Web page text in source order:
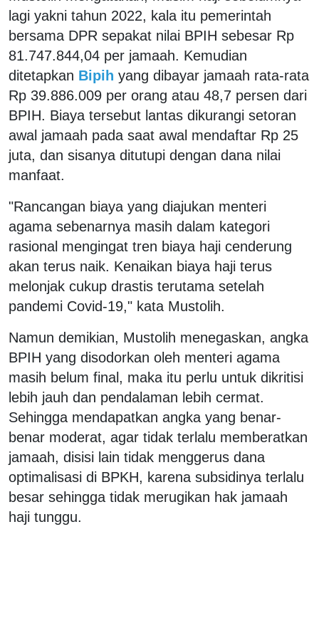
lagi yakni tahun 2022, kala itu pemerintah
bersama DPR sepakat nilai BPIH sebesar Rp
81.747.844,04 per jamaah. Kemudian
ditetapkan Bipih yang dibayar jamaah rata-rata
Rp 39.886.009 per orang atau 48,7 persen dari
BPIH. Biaya tersebut lantas dikurangi setoran
awal jamaah pada saat awal mendaftar Rp 25
juta, dan sisanya ditutupi dengan dana nilai
manfaat.
"Rancangan biaya yang diajukan menteri
agama sebenarnya masih dalam kategori
rasional mengingat tren biaya haji cenderung
akan terus naik. Kenaikan biaya haji terus
melonjak cukup drastis terutama setelah
pandemi Covid-19," kata Mustolih.
Namun demikian, Mustolih menegaskan, angka
BPIH yang disodorkan oleh menteri agama
masih belum final, maka itu perlu untuk dikritisi
lebih jauh dan pendalaman lebih cermat.
Sehingga mendapatkan angka yang benar-
benar moderat, agar tidak terlalu memberatkan
jamaah, disisi lain tidak menggerus dana
optimalisasi di BPKH, karena subsidinya terlalu
besar sehingga tidak merugikan hak jamaah
haji tunggu.